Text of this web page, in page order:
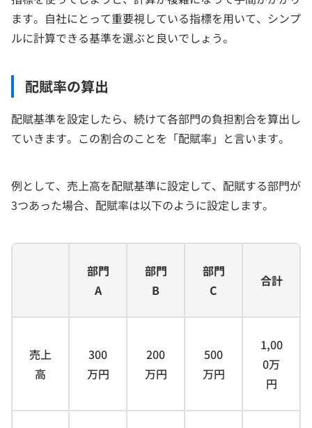
ます。自社にとって重要視している指標を用いて、シンプ
ルに計算できる基準を選ぶと良いでしょう。
配賦率の算出
配賦基準を設定したら、続けて各部門の負担割合を算出し
ていきます。この割合のことを「配賦率」と言います。
例として、売上高を配賦基準に設定して、配賦する部門が
3つあった場合、配賦率は以下のように設定します。
部門
A
部門
B
部門
C
合計
売上
高
300
万円
200
万円
500
万円
1,00
0万
円